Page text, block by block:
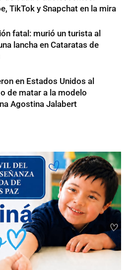
TikTok y Snapchat en la mira
fatal: murió un turista al
lancha en Cataratas de
en Estados Unidos al
de matar a la modelo
Agostina Jalabert